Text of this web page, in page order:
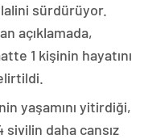
sürdürüyor.
açıklamada,
1 kişinin hayatını
yaşamını yitirdiği,
sivilin daha cansız